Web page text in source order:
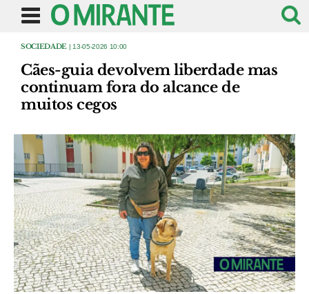
SOCIEDADE | 13-05-2026 10:00
Cães-guia devolvem liberdade mas
continuam fora do alcance de
muitos cegos